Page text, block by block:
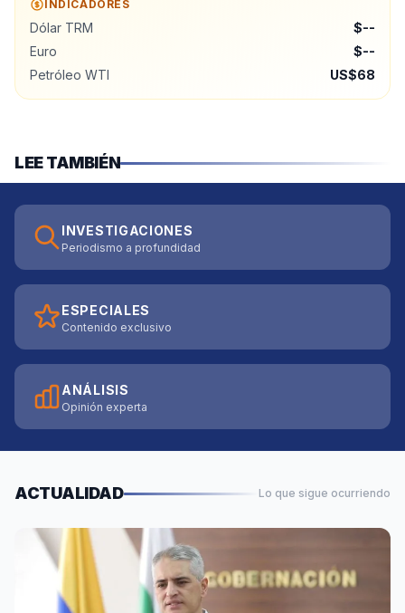
INDICADORES
Dólar TRM
$--
Euro
$--
Petróleo WTI
US$68
LEE TAMBIÉN
INVESTIGACIONES
Periodismo a profundidad
ESPECIALES
Contenido exclusivo
ANÁLISIS
Opinión experta
ACTUALIDAD Lo que sigue ocurriendo